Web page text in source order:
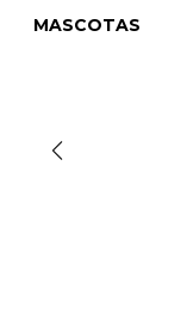
MASCOTAS